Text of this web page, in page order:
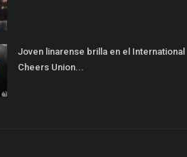
Joven linarense brilla en el International
Cheers Union...